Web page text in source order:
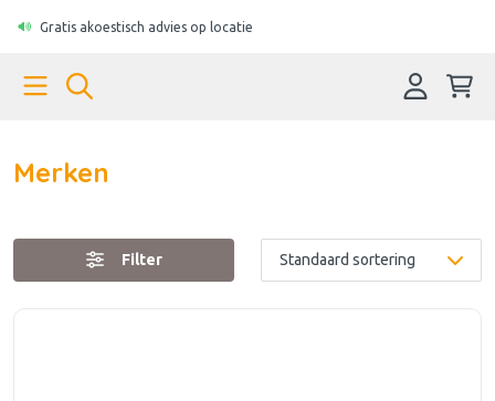
Gratis akoestisch advies op locatie
Merken
Filter